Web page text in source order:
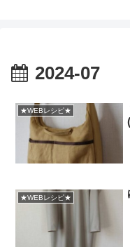
2024-07
★WEBレシピ★
★WEBレシピ★